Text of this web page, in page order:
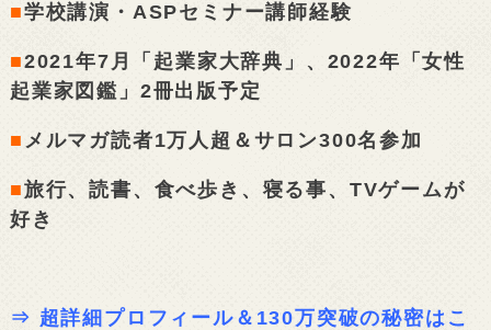
■学校講演・ASPセミナー講師経験
■2021年7月「起業家大辞典」、2022年「女性
起業家図鑑」2冊出版予定
■ メルマガ読者1万人超＆サロン300名参加
■旅行、読書、食べ歩き、寝る事、TVゲームが
好き
⇒ 超詳細プロフィール＆130万突破の秘密はこ